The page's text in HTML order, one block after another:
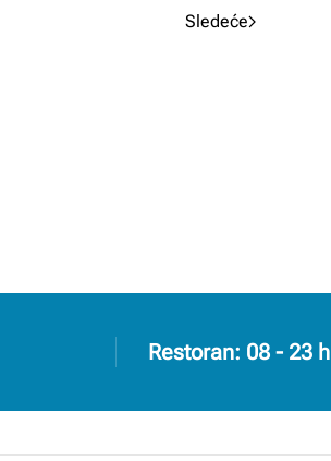
Sledeće
Restoran: 08 - 23 h